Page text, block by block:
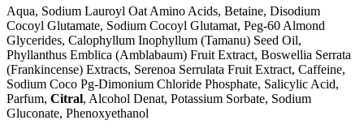
Aqua, Sodium Lauroyl Oat Amino Acids, Betaine, Disodium
Cocoyl Glutamate, Sodium Cocoyl Glutamat, Peg-60 Almond
Glycerides, Calophyllum Inophyllum (Tamanu) Seed Oil,
Phyllanthus Emblica (Amblabaum) Fruit Extract, Boswellia Serrata
(Frankincense) Extracts, Serenoa Serrulata Fruit Extract, Caffeine,
Sodium Coco Pg-Dimonium Chloride Phosphate, Salicylic Acid,
Parfum, Citral, Alcohol Denat, Potassium Sorbate, Sodium
Gluconate, Phenoxyethanol